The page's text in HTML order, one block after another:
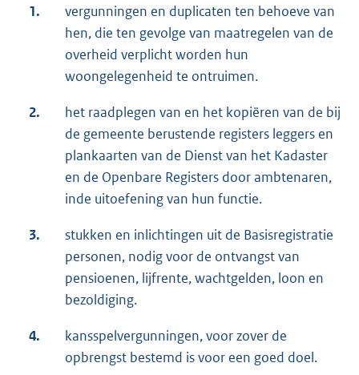
1.
vergunningen en duplicaten ten behoeve van
hen, die ten gevolge van maatregelen van de
overheid verplicht worden hun
woongelegenheid te ontruimen.
2.
het raadplegen van en het kopiëren van de bij
de gemeente berustende registers leggers en
plankaarten van de Dienst van het Kadaster
en de Openbare Registers door ambtenaren,
inde uitoefening van hun functie.
3.
stukken en inlichtingen uit de Basisregistratie
personen, nodig voor de ontvangst van
pensioenen, lijfrente, wachtgelden, loon en
bezoldiging.
4.
kansspelvergunningen, voor zover de
opbrengst bestemd is voor een goed doel.